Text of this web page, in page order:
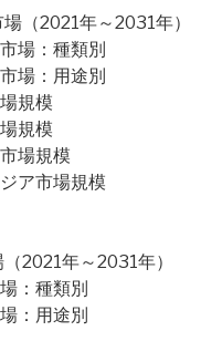
（2021年～2031年）
場：種類別
場：用途別
規模
規模
場規模
ア市場規模
2021年～2031年）
：種類別
：用途別